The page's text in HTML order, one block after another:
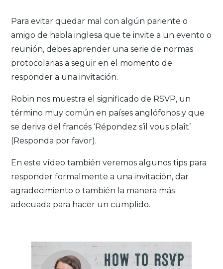
Para evitar quedar mal con algún pariente o
amigo de habla inglesa que te invite a un evento o
reunión, debes aprender una serie de normas
protocolarias a seguir en el momento de
responder a una invitación.
Robin nos muestra el significado de RSVP, un
término muy común en países anglófonos y que
se deriva del francés ‘Répondez s’il vous plaît’
(Responda por favor).
En este vídeo también veremos algunos tips para
responder formalmente a una invitación, dar
agradecimiento o también la manera más
adecuada para hacer un cumplido.